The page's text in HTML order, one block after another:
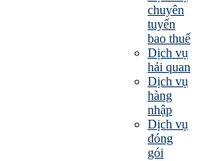
chuyên
tuyến
bao thuế
Dịch vụ
hải quan
Dịch vụ
hàng
nhập
Dịch vụ
đóng
gói